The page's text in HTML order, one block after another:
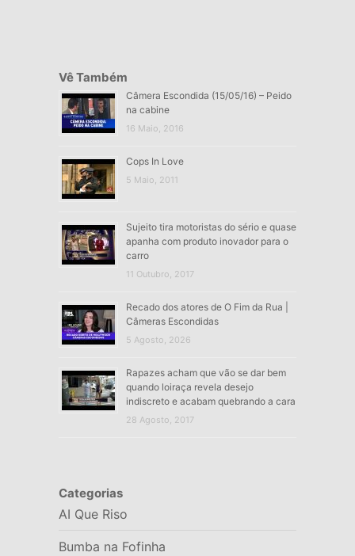
Vê Também
Câmera Escondida (15/05/16) – Peido
na cabine
16 Maio, 2016
Cops In Love
5 Maio, 2011
Sujeito tira motoristas do sério e quase
apanha com produto inovador para o
carro
11 Outubro, 2017
Recado dos atores de O Fim da Rua |
Câmeras Escondidas
5 Agosto, 2026
Rapazes acham que vão se dar bem
quando loiraça revela desejo
indiscreto e acabam quebrando a cara
28 Agosto, 2017
Categorias
AI Que Riso
Bumba na Fofinha